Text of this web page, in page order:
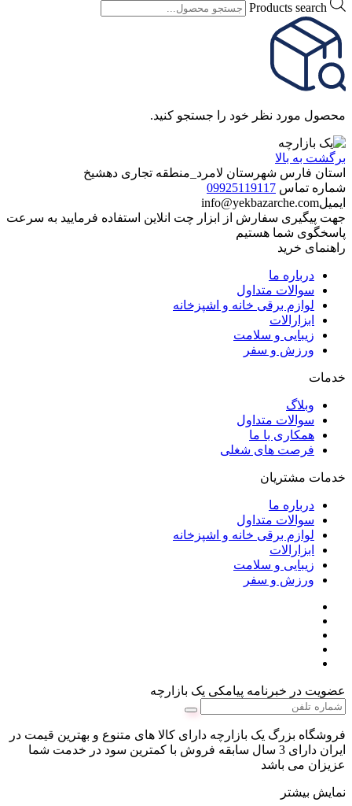
Products search
محصول مورد نظر خود را جستجو کنید.
برگشت به بالا
استان فارس شهرستان لامرد_منطقه تجاری دهشیخ
شماره تماس 09925119117
ایمیلinfo@yekbazarche.com
جهت پیگیری سفارش از ابزار چت انلاین استفاده فرمایید به سرعت
پاسخگوی شما هستیم
راهنمای خرید
درباره ما
سوالات متداول
لوازم برقی خانه و اشپزخانه
ابزارالات
زیبایی و سلامت
ورزش و سفر
خدمات
وبلاگ
سوالات متداول
همکاری با ما
فرصت های شغلی
خدمات مشتریان
درباره ما
سوالات متداول
لوازم برقی خانه و اشپزخانه
ابزارالات
زیبایی و سلامت
ورزش و سفر
عضویت در خبرنامه پیامکی یک بازارچه
فروشگاه بزرگ یک بازارچه دارای کالا های متنوع و بهترین قیمت در
ایران دارای 3 سال سابقه فروش با کمترین سود در خدمت شما
عزیزان می باشد
نمایش بیشتر